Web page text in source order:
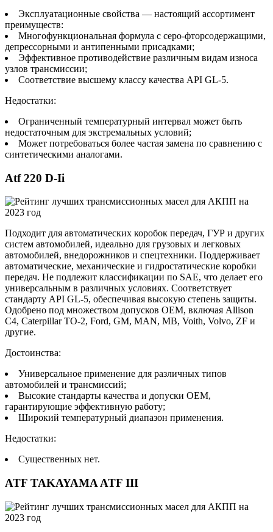
Эксплуатационные свойства — настоящий ассортимент
преимуществ:
Многофункциональная формула с серо-фторсодержащими,
депрессорными и антипенными присадками;
Эффективное противодействие различным видам износа
узлов трансмиссии;
Соответствие высшему классу качества API GL-5.
Недостатки:
Ограниченный температурный интервал может быть
недостаточным для экстремальных условий;
Может потребоваться более частая замена по сравнению с
синтетическими аналогами.
Atf 220 D-Ii
Подходит для автоматических коробок передач, ГУР и других
систем автомобилей, идеально для грузовых и легковых
автомобилей, внедорожников и спецтехники. Поддерживает
автоматические, механические и гидростатические коробки
передач. Не подлежит классификации по SAE, что делает его
универсальным в различных условиях. Соответствует
стандарту API GL-5, обеспечивая высокую степень защиты.
Одобрено под множеством допусков OEM, включая Allison
C4, Caterpillar TO-2, Ford, GM, MAN, MB, Voith, Volvo, ZF и
другие.
Достоинства:
Универсальное применение для различных типов
автомобилей и трансмиссий;
Высокие стандарты качества и допуски OEM,
гарантирующие эффективную работу;
Широкий температурный диапазон применения.
Недостатки:
Существенных нет.
ATF TAKAYAMA ATF III